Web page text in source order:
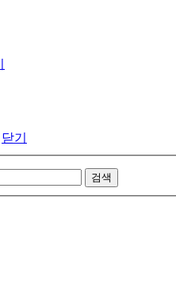
닫기
검색